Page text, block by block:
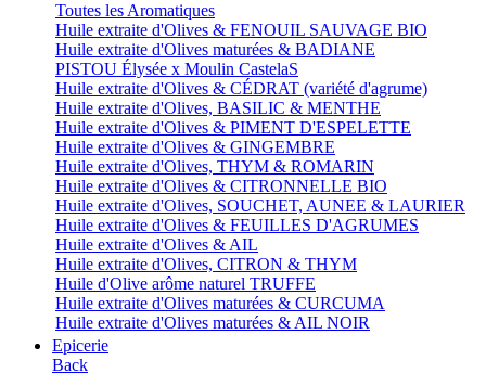
Toutes les Aromatiques
Huile extraite d'Olives & FENOUIL SAUVAGE BIO
Huile extraite d'Olives maturées & BADIANE
PISTOU Élysée x Moulin CastelaS
Huile extraite d'Olives & CÉDRAT (variété d'agrume)
Huile extraite d'Olives, BASILIC & MENTHE
Huile extraite d'Olives & PIMENT D'ESPELETTE
Huile extraite d'Olives & GINGEMBRE
Huile extraite d'Olives, THYM & ROMARIN
Huile extraite d'Olives & CITRONNELLE BIO
Huile extraite d'Olives, SOUCHET, AUNEE & LAURIER
Huile extraite d'Olives & FEUILLES D'AGRUMES
Huile extraite d'Olives & AIL
Huile extraite d'Olives, CITRON & THYM
Huile d'Olive arôme naturel TRUFFE
Huile extraite d'Olives maturées & CURCUMA
Huile extraite d'Olives maturées & AIL NOIR
Epicerie
Back